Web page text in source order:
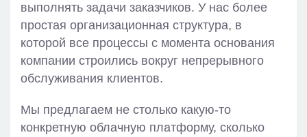
выполнять задачи заказчиков. У нас более
простая организационная структура, в
которой все процессы с момента основания
компании строились вокруг непрерывного
обслуживания клиентов.
Мы предлагаем не столько какую-то
конкретную облачную платформу, сколько